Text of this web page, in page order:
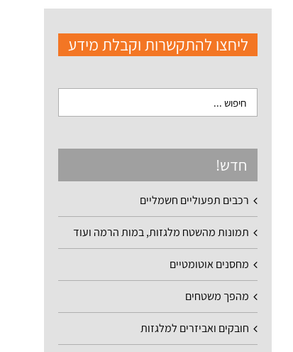
ליחצו להתקשרות וקבלת מידע
חדש!
רכבים תפעוליים חשמליים
תמונות מהשטח מלגזות, במות הרמה ועוד
מחסנים אוטומטיים
מהפך משטחים
חובקים ואביזרים למלגזות